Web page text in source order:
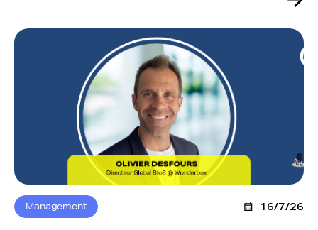
Management 16/7/26